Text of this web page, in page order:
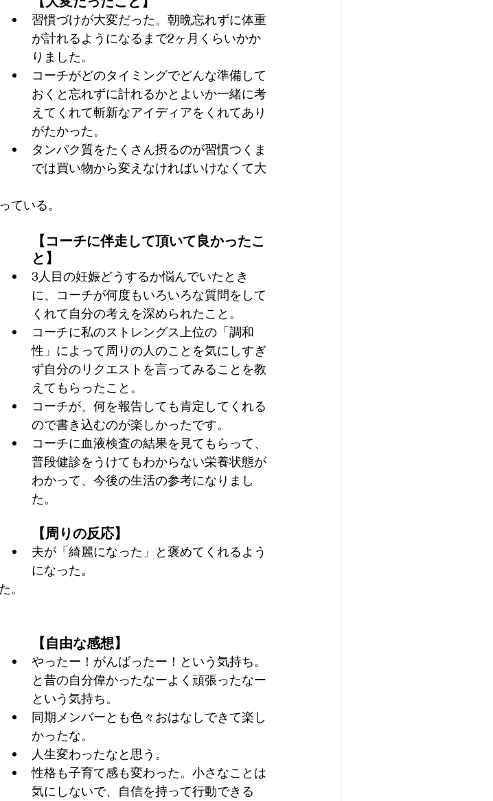
習慣づけが大変だった。朝晩忘れずに体重
が計れるようになるまで2ヶ月くらいかか
りました。
コーチがどのタイミングでどんな準備して
おくと忘れずに計れるかとよいか一緒に考
えてくれて斬新なアイディアをくれてあり
がたかった。
タンパク質をたくさん摂るのが習慣つくま
では買い物から変えなければいけなくて大
ている。
【コーチに伴走して頂いて良かったこ
と】
3人目の妊娠どうするか悩んでいたとき
に、コーチが何度もいろいろな質問をして
くれて自分の考えを深められたこと。
コーチに私のストレングス上位の「調和
性」によって周りの人のことを気にしすぎ
ず自分のリクエストを言ってみることを教
えてもらったこと。
コーチが、何を報告しても肯定してくれる
ので書き込むのが楽しかったです。
コーチに血液検査の結果を見てもらって、
普段健診をうけてもわからない栄養状態が
わかって、今後の生活の参考になりまし
た。
【周りの反応】
夫が「綺麗になった」と褒めてくれるよう
になった。
。
【自由な感想】
やったー！がんばったー！という気持ち。
と昔の自分偉かったなーよく頑張ったなー
という気持ち。
同期メンバーとも色々おはなしできて楽し
かったな。
人生変わったなと思う。
性格も子育て感も変わった。小さなことは
気にしないで、自信を持って行動できる